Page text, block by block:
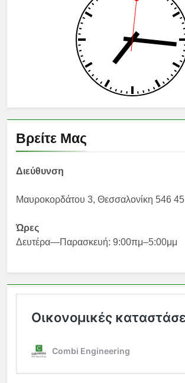
Βρείτε Μας
Διεύθυνση
Μαυροκορδάτου 3, Θεσσαλονίκη 546 45
Ώρες
Δευτέρα—Παρασκευή: 9:00πμ–5:00μμ